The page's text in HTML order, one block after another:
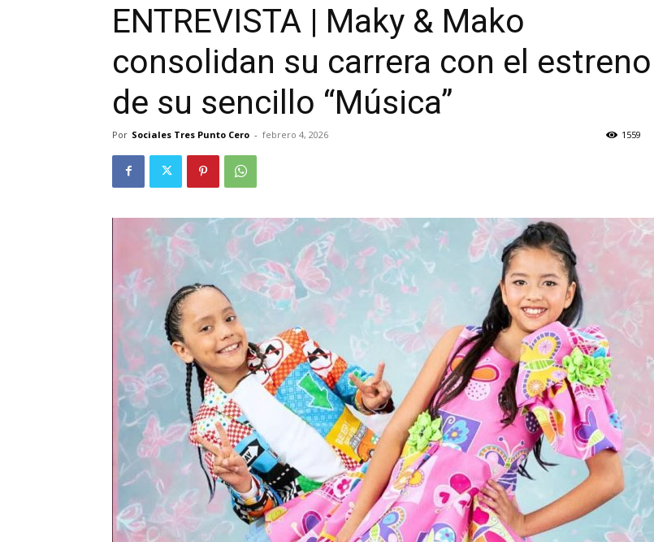
ENTREVISTA | Maky & Mako
consolidan su carrera con el estreno
de su sencillo “Música”
Por Sociales Tres Punto Cero - febrero 4, 2026 1559